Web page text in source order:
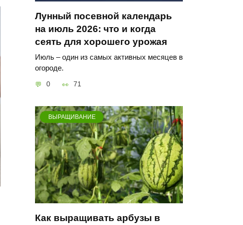
Лунный посевной календарь
на июль 2026: что и когда
сеять для хорошего урожая
Июль – один из самых активных месяцев в
огороде.
0 71
ВЫРАЩИВАНИЕ
Как выращивать арбузы в